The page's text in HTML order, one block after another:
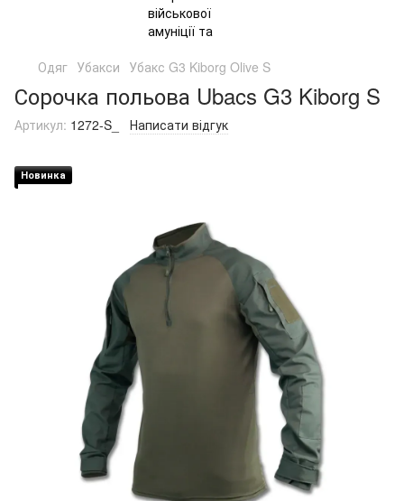
Одяг Убакси Убакс G3 Kiborg Olive S
Сорочка польова Ubacs G3 Kiborg S
Артикул: 1272-S_ Написати відгук
Новинка